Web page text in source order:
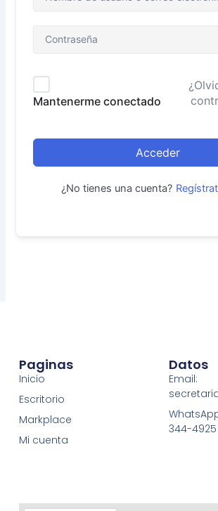
Mantenerme conectado
Acceder
¿No tienes una cuenta?
Paginas
Inicio
Escritorio
Markplace
Mi cuenta
Datos
Email:
344-4925